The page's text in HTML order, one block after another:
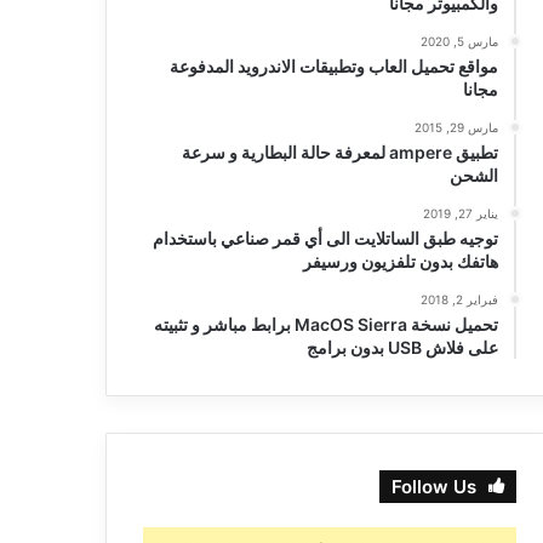
مارس 5, 2020
مواقع تحميل العاب وتطبيقات الاندرويد المدفوعة
مجانا
مارس 29, 2015
تطبيق ampere لمعرفة حالة البطارية و سرعة
الشحن
يناير 27, 2019
توجيه طبق الساتلايت الى أي قمر صناعي باستخدام
هاتفك بدون تلفزيون ورسيفر
فبراير 2, 2018
تحميل نسخة MacOS Sierra برابط مباشر و تثبيته
على فلاش USB بدون برامج
Follow Us